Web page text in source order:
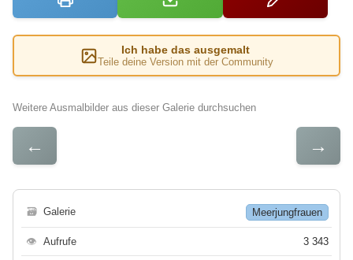
Ich habe das ausgemalt
Teile deine Version mit der Community
Weitere Ausmalbilder aus dieser Galerie durchsuchen
← →
🗃 Galerie Meerjungfrauen
👁 Aufrufe 3 343